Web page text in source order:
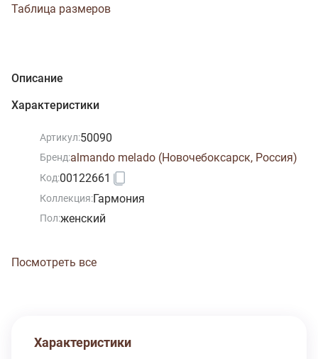
Таблица размеров
Описание
Характеристики
Артикул:50090
Бренд:almando melado (Новочебоксарск, Россия)
Код:00122661
Коллекция:Гармония
Пол:женский
Посмотреть все
Характеристики